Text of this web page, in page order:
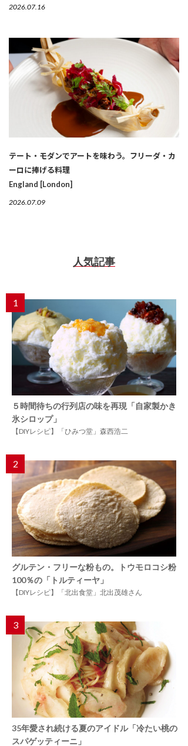
2026.07.16
テート・モダンでアートを味わう。フリーダ・カ
ーロに捧げる料理
England [London]
2026.07.09
人気記事
1
５時間待ちの行列店の味を再現「自家製かき
氷シロップ」
【DIYレシピ】「ひみつ堂」森西浩二
2
グルテン・フリーな粉もの。トウモロコシ粉
100％の「トルティーヤ」
【DIYレシピ】「北出食堂」北出茂雄さん
3
35年愛され続ける夏のアイドル「冷たい桃の
スパゲッティーニ」